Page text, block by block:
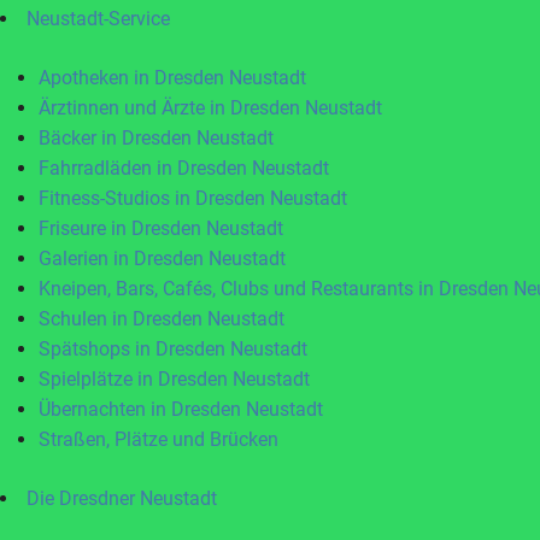
Neustadt-Service
Apotheken in Dresden Neustadt
Ärztinnen und Ärzte in Dresden Neustadt
Bäcker in Dresden Neustadt
Fahrradläden in Dresden Neustadt
Fitness-Studios in Dresden Neustadt
Friseure in Dresden Neustadt
Galerien in Dresden Neustadt
Kneipen, Bars, Cafés, Clubs und Restaurants in Dresden
Schulen in Dresden Neustadt
Spätshops in Dresden Neustadt
Spielplätze in Dresden Neustadt
Übernachten in Dresden Neustadt
Straßen, Plätze und Brücken
Die Dresdner Neustadt